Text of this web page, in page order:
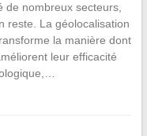
de nombreux secteurs,
reste. La géolocalisation
la manière dont
leur efficacité